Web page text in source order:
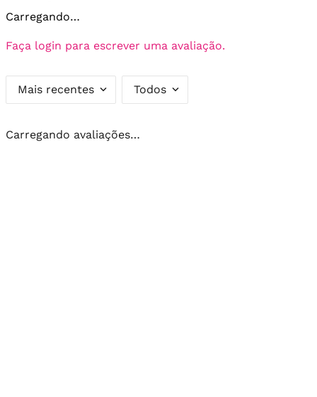
Carregando…
Faça login para escrever uma avaliação.
Mais recentes Todos
Carregando avaliações…